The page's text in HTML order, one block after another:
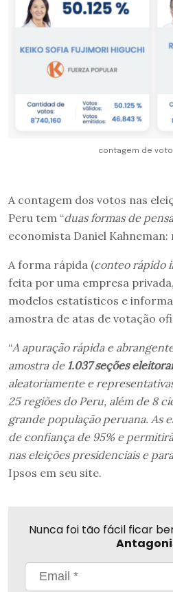
contagem de
A contagem dos votos nas
Peru tem “duas formas de
economista Daniel Kahneman:
A forma rápida (conteo rápido
feita por uma empresa
modelos estatísticos e
amostra de atas de votação
“A apuração rápida e
amostra de 1.037 seções
aleatoriamente e
25 regiões do Peru, além de 8
grande população peruana. As
de confiança de 95% e
nas eleições presidenciais e
Ipsos em seu site.
Nunca foi tão fácil ficar